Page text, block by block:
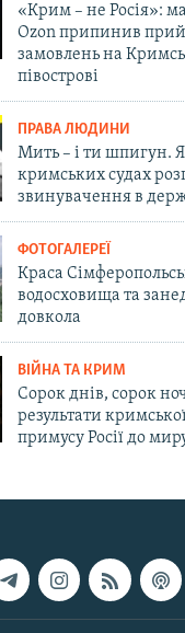
«Крим – не Росія»:
Ozon припинив
замовлень на
півострові
ПРАВА ЛЮДИНИ
Мить – і ти шпигун.
кримських судах
звинувачення в
ФОТОГАЛЕРЕЇ
Краса
водосховища та
довкола
ВІЙНА ТА КРИМ
Сорок днів, сорок
результати
примусу Росії до